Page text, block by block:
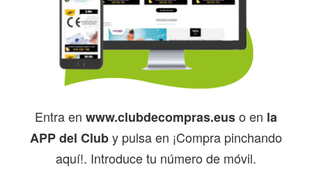
Entra en www.clubdecompras.euso en la
APP del Cluby pulsa en ¡Compra pinchando
aquí!. Introduce tu número de móvil.